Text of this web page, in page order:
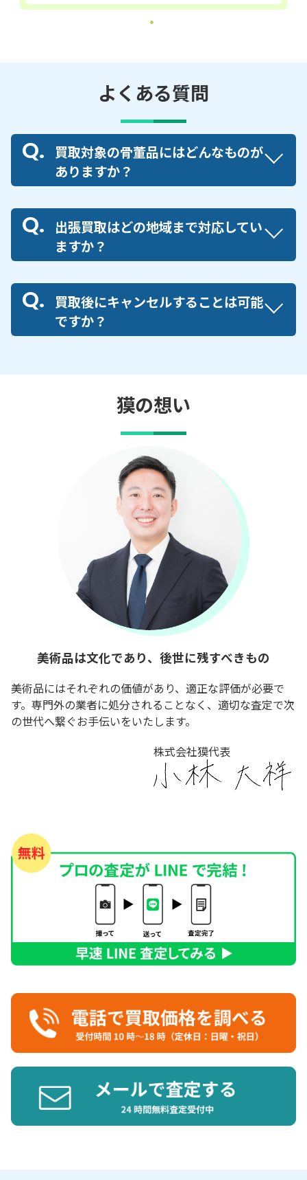
よくある質問
買取対象の骨董品にはどんなものが
ありますか？
出張買取はどの地域まで対応してい
ますか？
買取後にキャンセルすることは可能
ですか？
獏の想い
美術品は文化であり、後世に残すべきもの
美術品にはそれぞれの価値があり、適正な評価が必要で
す。専門外の業者に処分されることなく、適切な査定で次
の世代へ繋ぐお手伝いをいたします。
株式会社獏代表